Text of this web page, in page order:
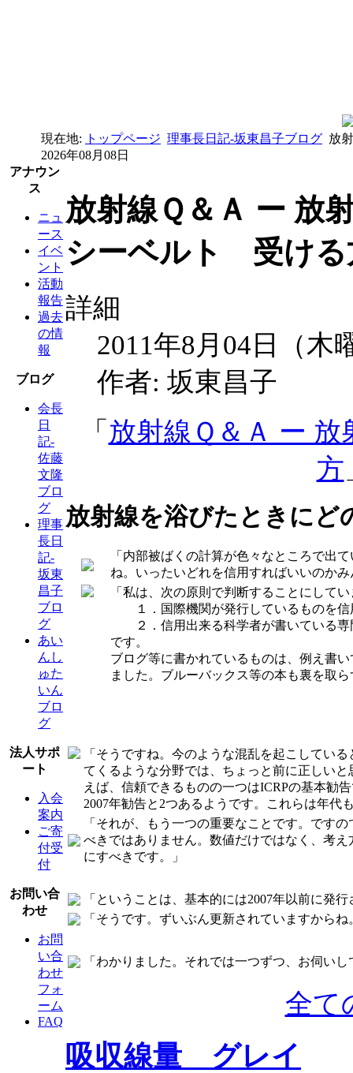
現在地: トップページ 理事長日記-坂東昌子ブログ 放
2026年08月08日
アナウン
ス
ニュ
ース
イベ
ント
活動
報告
過去
の情
報
ブログ
会長
日
記-
佐藤
文隆
ブロ
グ
理事
長日
記-
坂東
昌子
ブロ
グ
あい
んし
ゅた
いん
ブロ
グ
法人サポ
ート
入会
案内
ご寄
付受
付
お問い合
わせ
お問
い合
わせ
フォ
ーム
FAQ
放射線Ｑ＆Ａ ー 放
シーベルト 受ける
詳細
2011年8月04日（木
作者: 坂東昌子
「 放射線Ｑ＆Ａ ー
方
放射線を浴びたときにど
「内部被ばくの計算が色々なところで出
ね。いったいどれを信用すればいいのか
「私は、次の原則で判断することにして
１．国際機関が発行しているものを信
２．信用出来る科学者が書いている専
です。
ブログ等に書かれているものは、例え書
ました。ブルーバックス等の本も裏を取
「そうですね。今のような混乱を起こしてい
てくるような分野では、ちょっと前に正しい
えば、信頼できるものの一つはICRPの基本勧
2007年勧告と2つあるようです。これらは年
「それが、もう一つの重要なことです。です
べきではありません。数値だけではなく、考
にすべきです。」
「ということは、基本的には2007年以前に発
「そうです。ずいぶん更新されていますからね
「わかりました。それでは一つずつ、お伺い
全て
吸収線量 グレイ